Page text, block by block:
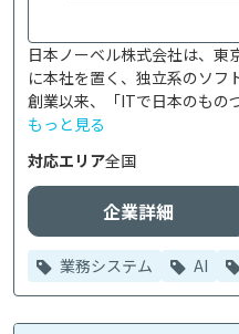
日本ノーベル株式会社は、東
に本社を置く、独立系のソフ
創業以来、「ITで日本のもの
もっと見る
対応エリア全国
企業詳細
業務システム AI